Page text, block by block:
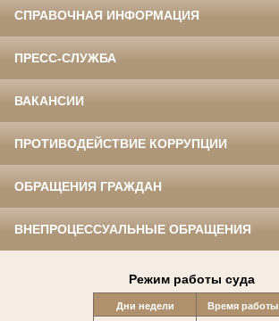
СПРАВОЧНАЯ ИНФОРМАЦИЯ
ПРЕСС-СЛУЖБА
ВАКАНСИИ
ПРОТИВОДЕЙСТВИЕ КОРРУПЦИИ
ОБРАЩЕНИЯ ГРАЖДАН
ВНЕПРОЦЕССУАЛЬНЫЕ ОБРАЩЕНИЯ
Режим работы суда
Дни недели Время работы